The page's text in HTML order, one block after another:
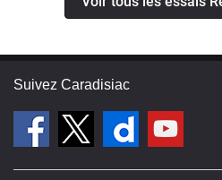
Suivez Caradisiac